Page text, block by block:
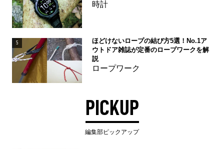
時計
5
ほどけないロープの結び方5選！No.1ア
ウトドア雑誌が定番のロープワークを解
説
ロープワーク
PICKUP
編集部ピックアップ